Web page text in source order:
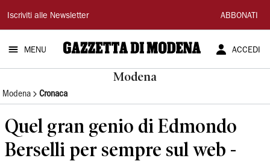
Gazzetta
di
Modena
Iscriviti alle Newsletter ABBONATI
MENU ACCEDI
Modena
Modena Cronaca
Quel gran genio di Edmondo
Berselli per sempre sul web -